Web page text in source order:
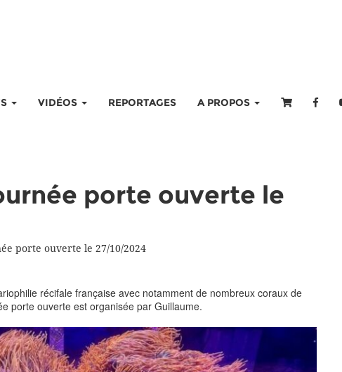
VIDÉOS REPORTAGES A PROPOS
porte ouverte le
porte ouverte le 27/10/2024
récifale française avec notamment de nombreux coraux de
porte ouverte est organisée par Guillaume.